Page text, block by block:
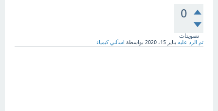
0
تصويتات
تم الرد عليه يناير 15، 2020 بواسطة اسألني كيمياء